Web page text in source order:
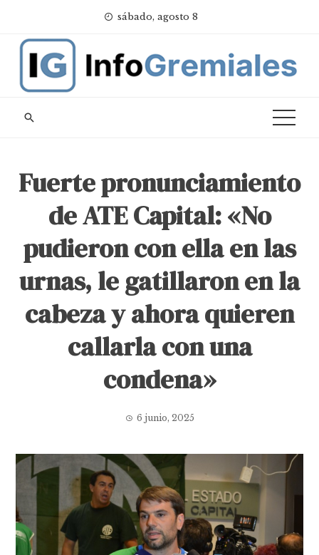
content
sábado, agosto 8
Fuerte pronunciamiento
de ATE Capital: «No
pudieron con ella en las
urnas, le gatillaron en la
cabeza y ahora quieren
callarla con una
condena»
6 junio, 2025